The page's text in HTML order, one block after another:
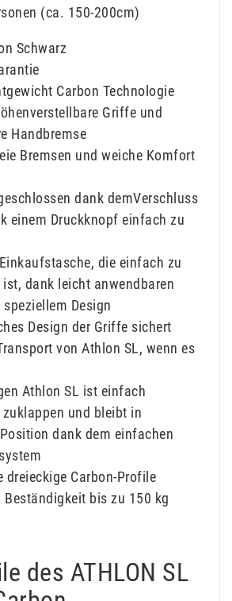
(ca. 150-200cm)
Schwarz
Carbon Technologie
Griffe und
Handbremse
Bremsen und weiche Komfort
dank demVerschluss
einem Druckknopf einfach zu
die einfach zu
dank leicht anwendbaren
Design
Design der Griffe sichert
von Athlon SL, wenn es
Athlon SL ist einfach
und bleibt in
dank dem einfachen
dreieckige Carbon-Profile
Beständigkeit bis zu 150 kg
des ATHLON SL